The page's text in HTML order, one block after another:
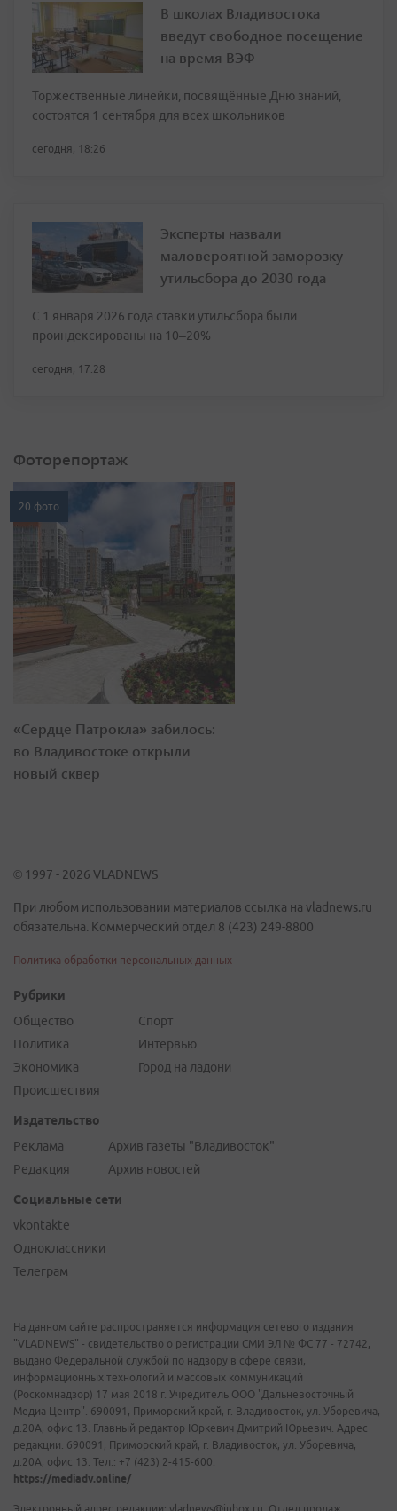
В школах Владивостока
введут свободное посещение
на время ВЭФ
Торжественные линейки, посвящённые Дню знаний,
состоятся 1 сентября для всех школьников
сегодня, 18:26
Эксперты назвали
маловероятной заморозку
утильсбора до 2030 года
С 1 января 2026 года ставки утильсбора были
проиндексированы на 10–20%
сегодня, 17:28
Фоторепортаж
20 фото
«Сердце Патрокла» забилось:
во Владивостоке открыли
новый сквер
© 1997 - 2026 VLADNEWS
При любом использовании материалов ссылка на vladnews.ru
обязательна. Коммерческий отдел 8 (423) 249-8800
Политика обработки персональных данных
Рубрики
Общество
Политика
Экономика
Происшествия
Спорт
Интервью
Город на ладони
Издательство
Реклама
Редакция
Архив газеты "Владивосток"
Архив новостей
Социальные сети
vkontakte
Одноклассники
Телеграм
На данном сайте распространяется информация сетевого издания
"VLADNEWS" - свидетельство о регистрации СМИ ЭЛ № ФС 77 - 72742,
выдано Федеральной службой по надзору в сфере связи,
информационных технологий и массовых коммуникаций
(Роскомнадзор) 17 мая 2018 г. Учредитель ООО "Дальневосточный
Медиа Центр". 690091, Приморский край, г. Владивосток, ул. Уборевича,
д.20А, офис 13. Главный редактор Юркевич Дмитрий Юрьевич. Адрес
редакции: 690091, Приморский край, г. Владивосток, ул. Уборевича,
д.20А, офис 13. Тел.: +7 (423) 2-415-600.
https://mediadv.online/